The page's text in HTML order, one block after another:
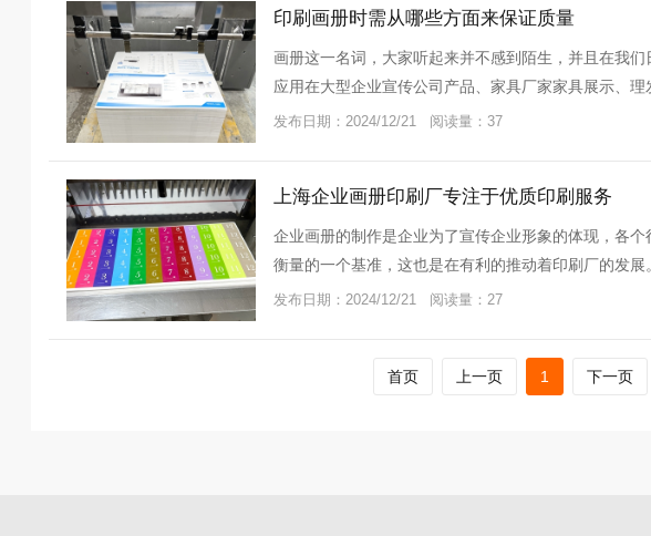
印刷画册时需从哪些方面来保证质量
画册这一名词，大家听起来并不感到陌生，并且在我
应用在大型企业宣传公司产品、家具厂家家具展示、
印刷产品
发布日期：2024/12/21 阅读量：37
上海企业画册印刷厂专注于优质印刷服务
企业画册的制作是企业为了宣传企业形象的体现，各
衡量的一个基准，这也是在有利的推动着印刷厂的发
业的一个
发布日期：2024/12/21 阅读量：27
首页 上一页 1 下一页